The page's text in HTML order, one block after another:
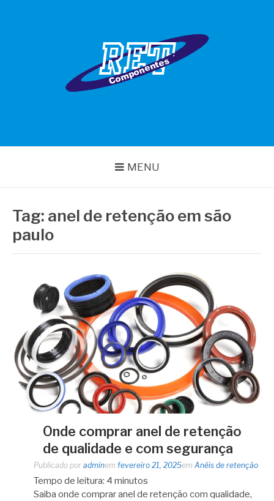
MENU
Tag: anel de retenção em são
paulo
Onde comprar anel de retenção
de qualidade e com segurança
Publicado por adminem fevereiro 21, 2025em Anéis de retenção
Tempo de leitura: 4 minutos
Saiba onde comprar anel de retenção com qualidade,